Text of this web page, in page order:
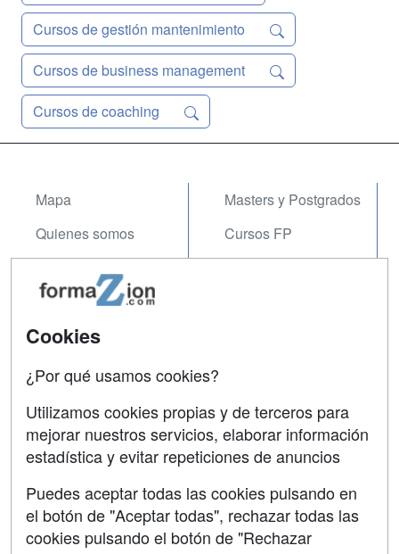
Cursos de gestión mantenimiento
Cursos de business management
Cursos de coaching
Mapa
Quienes somos
Acceso Usuarios
Acceso Centros
Masters y Postgrados
Cursos FP
Contactar
Confidencialidad
Copyleft
SÍGUENOS EN:
Cookies
¿Por qué usamos cookies?
Utilizamos cookies propias y de terceros para
mejorar nuestros servicios, elaborar información
estadística y evitar repeticiones de anuncios
Puedes aceptar todas las cookies pulsando en
el botón de "Aceptar todas", rechazar todas las
cookies pulsando el botón de "Rechazar